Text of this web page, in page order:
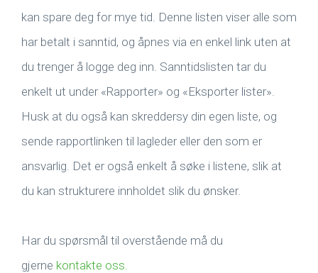
kan spare deg for mye tid. Denne listen viser alle som
har betalt i sanntid, og åpnes via en enkel link uten at
du trenger å logge deg inn. Sanntidslisten tar du
enkelt ut under «Rapporter» og «Eksporter lister».
Husk at du også kan skreddersy din egen liste, og
sende rapportlinken til lagleder eller den som er
ansvarlig. Det er også enkelt å søke i listene, slik at
du kan strukturere innholdet slik du ønsker.
Har du spørsmål til overstående må du
gjerne kontakte oss.